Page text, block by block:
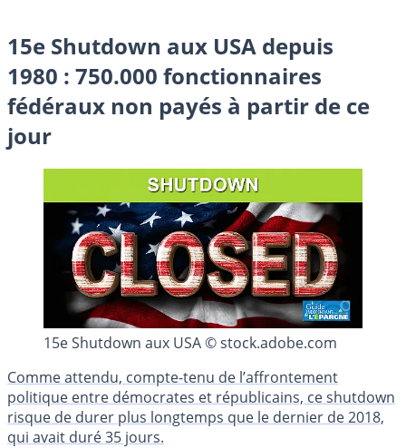
15e Shutdown aux USA depuis
1980 : 750.000 fonctionnaires
fédéraux non payés à partir de ce
jour
15e Shutdown aux USA © stock.adobe.com
Comme attendu, compte-tenu de l’affrontement
politique entre démocrates et républicains, ce shutdown
risque de durer plus longtemps que le dernier de 2018,
qui avait duré 35 jours.